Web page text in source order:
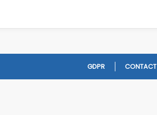
GDPR CONTACT